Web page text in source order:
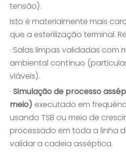
tensão).
Isto é materialmente mais
que a esterilização terminal.
· Salas limpas validadas com
ambiental contínuo
viáveis).
· Simulação de processo
meio) executado em
usando TSB ou meio de
processado em toda a linha
validar a cadeia asséptica.